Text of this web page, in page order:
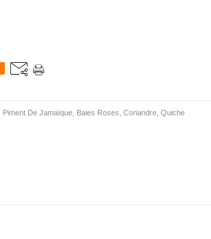
Piment De Jamaïque Baies Roses Coriandre Quiche